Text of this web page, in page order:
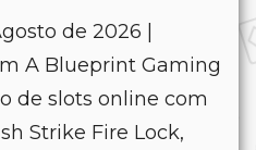
de 2026 |
A Blueprint Gaming
de slots online com
Strike Fire Lock,